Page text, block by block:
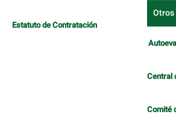
Estatuto de Contratación
Central
Comité